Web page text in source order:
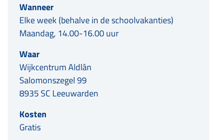
Wanneer
Elke week (behalve in de schoolvakanties)
Maandag, 14.00-16.00 uur
Waar
Wijkcentrum Aldlân
Salomonszegel 99
8935 SC Leeuwarden
Kosten
Gratis